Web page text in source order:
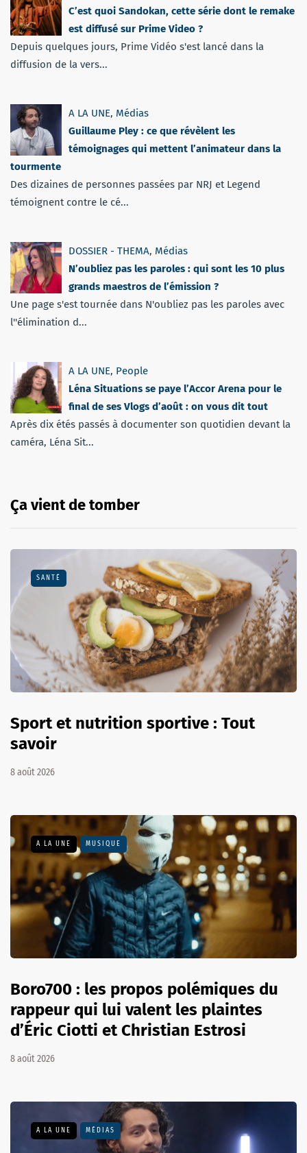
C’est quoi Sandokan, cette série dont le remake
est diffusé sur Prime Video ?
Depuis quelques jours, Prime Vidéo s'est lancé dans la
diffusion de la vers...
A LA UNE, Médias
Guillaume Pley : ce que révèlent les
témoignages qui mettent l’animateur dans la
tourmente
Des dizaines de personnes passées par NRJ et Legend
témoignent contre le cé...
DOSSIER - THEMA, Médias
N’oubliez pas les paroles : qui sont les 10 plus
grands maestros de l’émission ?
Une page s'est tournée dans N'oubliez pas les paroles avec
l''élimination d...
A LA UNE, People
Léna Situations se paye l’Accor Arena pour le
final de ses Vlogs d’août : on vous dit tout
Après dix étés passés à documenter son quotidien devant la
caméra, Léna Sit...
Ça vient de tomber
SANTÉ
Sport et nutrition sportive : Tout
savoir
8 août 2026
A LA UNE MUSIQUE
Boro700 : les propos polémiques du
rappeur qui lui valent les plaintes
d’Éric Ciotti et Christian Estrosi
8 août 2026
A LA UNE MÉDIAS